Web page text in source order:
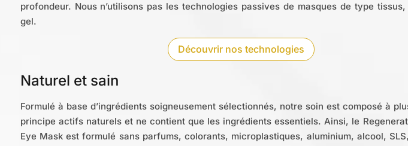
profondeur. Nous n’utilisons pas les technologies passives de masques de type
gel.
Découvrir nos technologies
Naturel et sain
Formulé à base d’ingrédients soigneusement sélectionnés, notre soin est composé à
principe actifs naturels et ne contient que les ingrédients essentiels. Ainsi, le
Eye Mask est formulé sans parfums, colorants, microplastiques, aluminium, alcool,